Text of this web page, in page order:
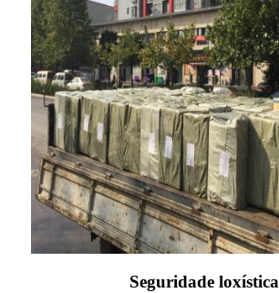
Seguridade loxística